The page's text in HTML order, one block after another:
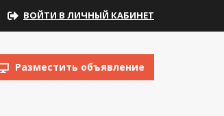
ВОЙТИ В ЛИЧНЫЙ КАБИНЕТ
Разместить объявление